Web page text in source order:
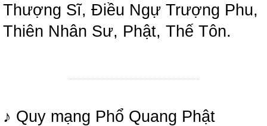
Thượng Sĩ, Điều Ngự Trượng Phu,
Thiên Nhân Sư, Phật, Thế Tôn.
♪ Quy mạng Phổ Quang Phật